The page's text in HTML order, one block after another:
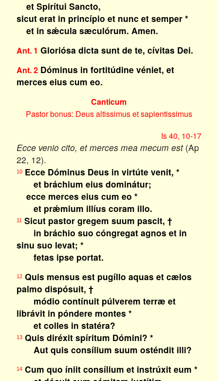
et Spirítui Sancto,
sicut erat in princípio et nunc et semper *
et in sǽcula sæculórum. Amen.
Ant. 1 Gloriósa dicta sunt de te, cívitas Dei.
Ant. 2Dóminus in fortitúdine véniet, et
merces eius cum eo.
Canticum
Pastor bonus: Deus altissimus et sapientissimus
Is 40, 10-17
Ecce venio cito, et merces mea mecum est(Ap
22, 12).
10Ecce Dóminus Deus in virtúte venit, *
et bráchium eius dominátur;
ecce merces eius cum eo *
et prǽmium illíus coram illo.
11Sicut pastor gregem suum pascit, †
in bráchio suo cóngregat agnos et in
sinu suo levat; *
fetas ipse portat.
12Quis mensus est pugíllo aquas et cælos
palmo dispósuit, †
módio contínuit púlverem terræ et
librávit in póndere montes *
et colles in statéra?
13Quis diréxit spíritum Dómini? *
Aut quis consílium suum osténdit illi?
14Cum quo íniit consílium et instrúxit eum *